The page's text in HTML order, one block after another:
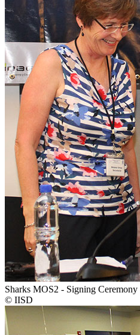
Sharks MOS2 - Signing
© IISD